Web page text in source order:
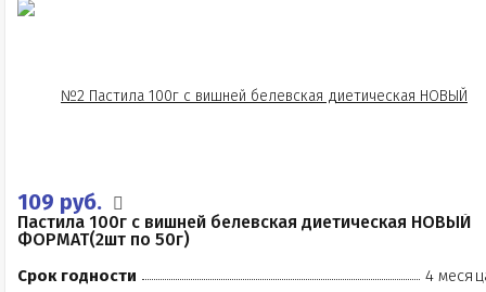
109 руб.
Пастила 100г с вишней белевская диетическая НОВЫЙ
ФОРМАТ(2шт по 50г)
Срок годности
4